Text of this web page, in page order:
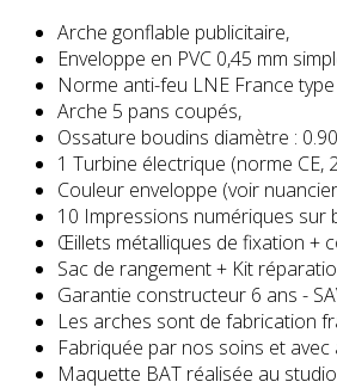
Arche gonflable publicitaire,
Enveloppe en PVC 0,45 mm
Norme anti-feu LNE France
Arche 5 pans coupés,
Ossature boudins diamètre :
1 Turbine électrique (norme CE,
Couleur enveloppe (voir
10 Impressions numériques sur
Œillets métalliques de fixation +
Sac de rangement + Kit
Garantie constructeur 6 ans -
Les arches sont de fabrication
Fabriquée par nos soins et
Maquette BAT réalisée au